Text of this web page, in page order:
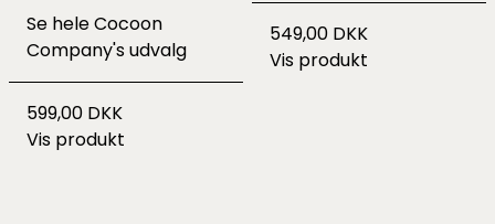
Se heleCocoon
Company's udvalg
599,00 DKK
Vis produkt
549,00 DKK
Vis produkt